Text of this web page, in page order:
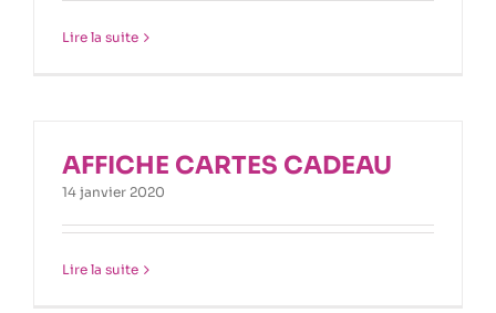
Lire la suite
AFFICHE CARTES CADEAU
14 janvier 2020
Lire la suite